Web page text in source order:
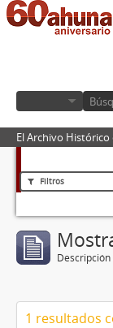
El Archivo Histórico
Filtros
1 resultados